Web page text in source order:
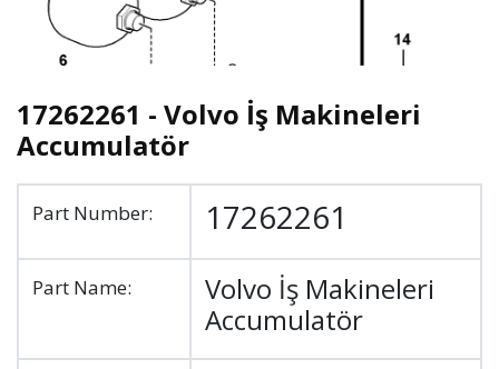
17262261 - Volvo İş Makineleri
Accumulatör
Part Number: 17262261
Part Name:
Volvo İş Makineleri
Accumulatör